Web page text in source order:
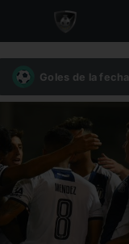
Goles de la fecha